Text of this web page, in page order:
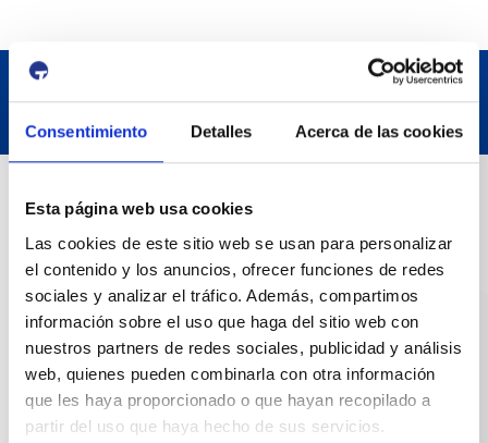
Consentimiento Detalles Acerca de las cookies
Esta página web usa cookies
Las cookies de este sitio web se usan para personalizar
el contenido y los anuncios, ofrecer funciones de redes
sociales y analizar el tráfico. Además, compartimos
información sobre el uso que haga del sitio web con
nuestros partners de redes sociales, publicidad y análisis
web, quienes pueden combinarla con otra información
que les haya proporcionado o que hayan recopilado a
partir del uso que haya hecho de sus servicios.
Contact
Adreça
Passeig de l'Escullera s/n, 43004 Tarragona
Contact number
977 259 400
Emergency